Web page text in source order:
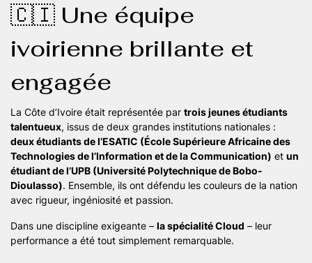
🇨🇮 Une équipe
ivoirienne brillante et
engagée
La Côte d’Ivoire était représentée par trois jeunes étudiants
talentueux, issus de deux grandes institutions nationales :
deux étudiants de l’ESATIC (École Supérieure Africaine des
Technologies de l’Information et de la Communication) et un
étudiant de l’UPB (Université Polytechnique de Bobo-
Dioulasso). Ensemble, ils ont défendu les couleurs de la nation
avec rigueur, ingéniosité et passion.
Dans une discipline exigeante – la spécialité Cloud – leur
performance a été tout simplement remarquable.